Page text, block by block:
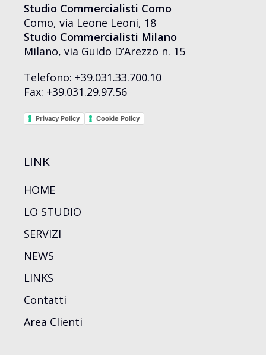
Studio Commercialisti Como
Como, via Leone Leoni, 18
Studio Commercialisti Milano
Milano, via Guido D’Arezzo n. 15
Telefono: +39.031.33.700.10
Fax: +39.031.29.97.56
Privacy Policy Cookie Policy
LINK
HOME
LO STUDIO
SERVIZI
NEWS
LINKS
Contatti
Area Clienti